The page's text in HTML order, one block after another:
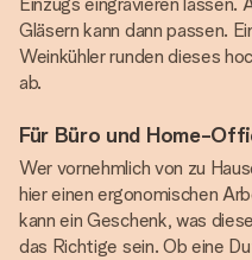
Gläsern kann dann passen.
Weinkühler runden dieses
ab.
Für Büro und Home-
Wer vornehmlich von zu
hier einen ergonomischen
kann ein Geschenk, was
das Richtige sein. Ob eine